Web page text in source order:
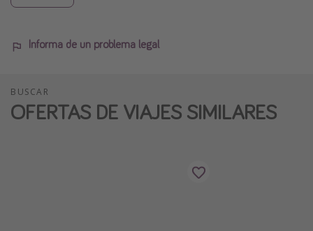
Informa de un problema legal
BUSCAR
OFERTAS DE VIAJES SIMILARES